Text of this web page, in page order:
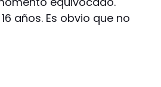
años. Es obvio que no